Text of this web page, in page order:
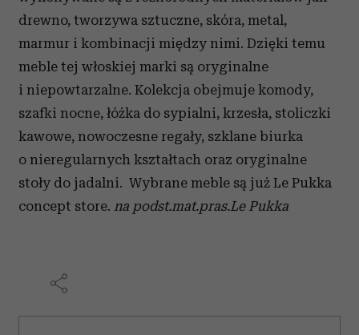
drewno, tworzywa sztuczne, skóra, metal,
marmur i kombinacji między nimi. Dzięki temu
meble tej włoskiej marki są oryginalne
i niepowtarzalne. Kolekcja obejmuje komody,
szafki nocne, łóżka do sypialni, krzesła, stoliczki
kawowe, nowoczesne regały, szklane biurka
o nieregularnych kształtach oraz oryginalne
stoły do jadalni. Wybrane meble są już Le Pukka
concept store. na podst.mat.pras.Le Pukka